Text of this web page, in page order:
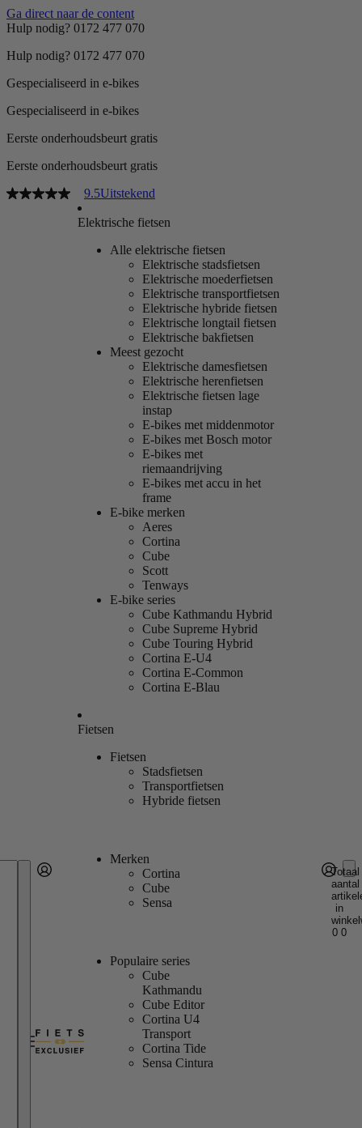
Ga direct naar de content
Hulp nodig? 0172 477 070
Hulp nodig? 0172 477 070
Gespecialiseerd in e-bikes
Gespecialiseerd in e-bikes
Eerste onderhoudsbeurt gratis
Eerste onderhoudsbeurt gratis
9.5Uitstekend
Elektrische fietsen
Alle elektrische fietsen
Elektrische stadsfietsen
Elektrische moederfietsen
Elektrische transportfietsen
Elektrische hybride fietsen
Elektrische longtail fietsen
Elektrische bakfietsen
Meest gezocht
Elektrische damesfietsen
Elektrische herenfietsen
Elektrische fietsen lage
instap
E-bikes met middenmotor
E-bikes met Bosch motor
E-bikes met
riemaandrijving
E-bikes met accu in het
frame
E-bike merken
Aeres
Cortina
Cube
Scott
Tenways
E-bike series
Cube Kathmandu Hybrid
Cube Supreme Hybrid
Cube Touring Hybrid
Cortina E-U4
Cortina E-Common
Cortina E-Blau
Fietsen
Fietsen
Stadsfietsen
Transportfietsen
Hybride fietsen
Merken
Cortina
Cube
Sensa
Populaire series
Cube
Kathmandu
Cube Editor
Cortina U4
Transport
Cortina Tide
Sensa Cintura
Andere inlogoptiesInloggen
Totaal
aantal
in
0 0